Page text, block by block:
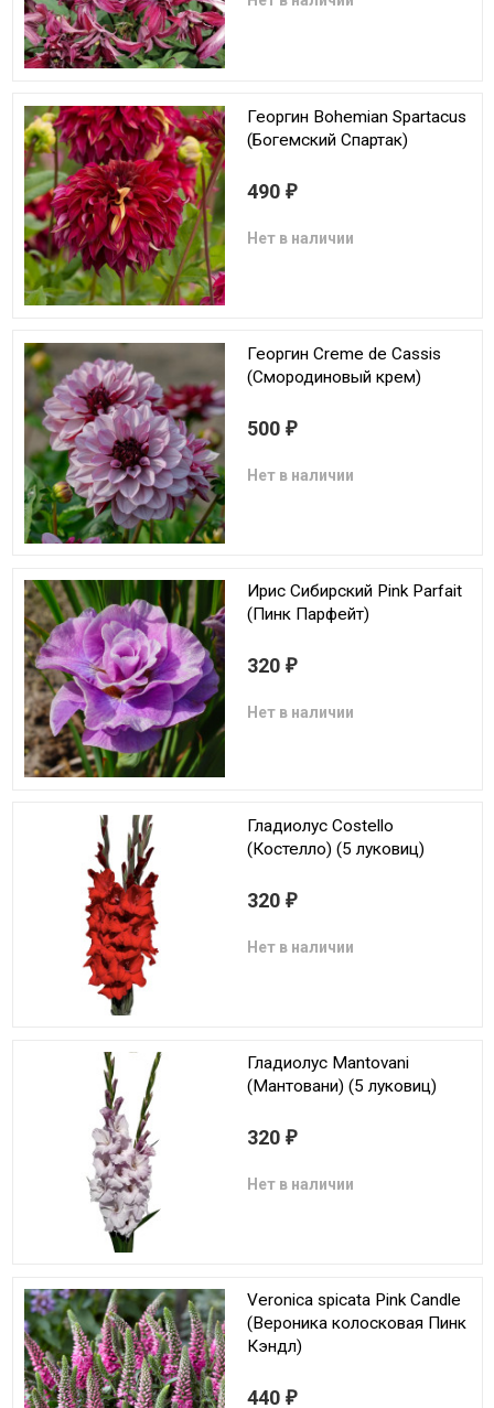
Георгин Bohemian Spartacus
(Богемский Спартак)
490 ₽
Нет в наличии
Георгин Creme de Cassis
(Смородиновый крем)
500 ₽
Нет в наличии
Ирис Сибирский Pink Parfait
(Пинк Парфейт)
320 ₽
Нет в наличии
Гладиолус Costello
(Костелло) (5 луковиц)
320 ₽
Нет в наличии
Гладиолус Mantovani
(Мантовани) (5 луковиц)
320 ₽
Нет в наличии
Veronica spicata Pink Candle
(Вероника колосковая Пинк
Кэндл)
440 ₽